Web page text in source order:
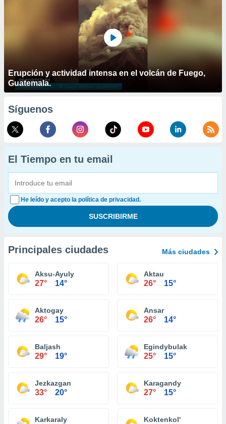
Erupción y actividad intensa en el volcán de Fuego,
Guatemala.
Síguenos
El Tiempo en tu email
He leído y acepto la política de privacidad.
Principales ciudades Más ciudades
Aksu-Ayuly
27° 14°
Aktau
26° 15°
Aktogay
26° 15°
Ansar
26° 14°
Baljash
29° 19°
Egindybulak
25° 15°
Jezkazgan
33° 20°
Karagandy
27° 15°
Karkaraly Koktenkol'